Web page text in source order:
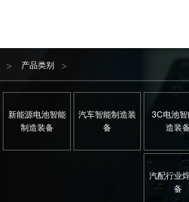
产品类别
新能源电池智能
制造装备
汽车智能制造装
备
3C电池
造装
汽配行业
备